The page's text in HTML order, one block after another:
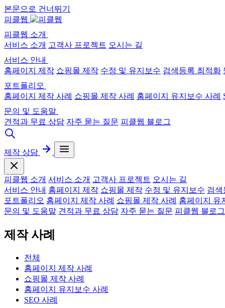
본문으로 건너뛰기
피클웹
피클웹 소개
서비스 소개 고객사 프로젝트 오시는 길
서비스 안내
홈페이지 제작 쇼핑몰 제작 수정 및 유지보수 검색등록 최적화
포트폴리오
홈페이지 제작 사례 쇼핑몰 제작 사례 홈페이지 유지보수 사례
문의 및 도움말
견적과 무료 상담 자주 묻는 질문 피클웹 블로그
제작 상담
피클웹 소개 서비스 소개 고객사 프로젝트 오시는 길
서비스 안내 홈페이지 제작 쇼핑몰 제작 수정 및 유지보수 검색
포트폴리오 홈페이지 제작 사례 쇼핑몰 제작 사례 홈페이지 유
문의 및 도움말 견적과 무료 상담 자주 묻는 질문 피클웹 블로그
제작 사례
전체
홈페이지 제작 사례
쇼핑몰 제작 사례
홈페이지 유지보수 사례
SEO 사례